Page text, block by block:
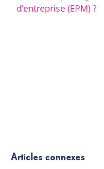
d’entreprise (EPM) ?
Articles connexes